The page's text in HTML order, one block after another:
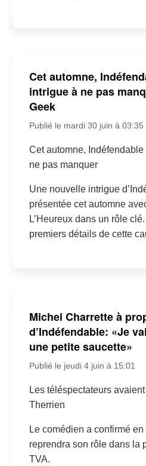
Cet automne,
intrigue à ne pas
Geek
Publié le mardi 30 juin à 03:35
Cet automne,
ne pas manquer
Une nouvelle intrigue
présentée cet automne
L’Heureux dans un rôle
premiers détails de cette
Michel Charrette à
d’Indéfendable: «Je
une petite saucette»
Publié le jeudi 4 juin à 15:01
Les téléspectateurs
Therrien
Le comédien a confirmé en
reprendra son rôle dans la
TVA.